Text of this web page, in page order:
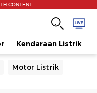
CONTENT
Kendaraan Listrik
Motor Listrik